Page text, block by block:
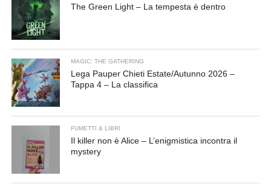
The Green Light – La tempesta è dentro
MAGIC: THE GATHERING
Lega Pauper Chieti Estate/Autunno 2026 –
Tappa 4 – La classifica
FUMETTI & LIBRI
Il killer non è Alice – L’enigmistica incontra il
mystery